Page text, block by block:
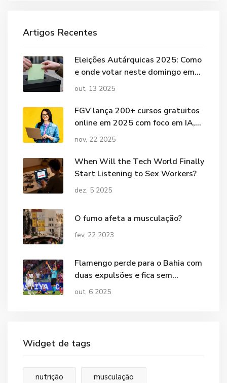
Artigos Recentes
Eleições Autárquicas 2025: Como
e onde votar neste domingo em
Portugal
out, 13 2025
FGV lança 200+ cursos gratuitos
online em 2025 com foco em IA,
sustentabilidade e vendas
nov, 22 2025
When Will the Tech World Finally
Start Listening to Sex Workers?
dez, 5 2025
O fumo afeta a musculação?
fev, 22 2023
Flamengo perde para o Bahia com
duas expulsões e fica sem
titulares contra o Botafogo
out, 6 2025
Widget de tags
nutrição musculação